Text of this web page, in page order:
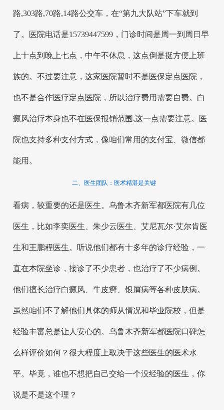
路,303路,70路,14路公交车，在“第九大队站”下车就到
了。医院电话是15739447599，门诊时间是周一到周日早
上十点到晚上七点，中午不休息，这点倒是挺方便上班
族的。不过要注意，这家医院暂时不是医保定点医院，
也不是合作医疗定点医院，所以治疗费用需要自费。白
癜风治疗本身也不在医保报销范围,这一点需要注意。医
院也支持多种支付方式，像咱们常用的支付宝、微信都
能用。
二、医生团队：医术精湛是关键
看病，较重要的还是医生。乌鲁木齐新军都医院有几位
医生，比如李奕医生、朱少云医生、艾尼瓦尔·艾尔肯医
生和王鹏程医生。听说他们都有十多年的诊疗经验，一
直在本院坐诊，接诊了不少患者，也治疗了不少病例。
他们擅长治疗白癜风、牛皮癣、银屑病等各种皮肤病。
虽然咱们不了解他们具体的师从情况和毕业院校，但是
经验丰富总是让人安心的。乌鲁木齐新军都医院口碑怎
么样评价如何？很大程度上取决于这些医生的医术水
平。毕竟，谁也不想把自己交给一个没经验的医生，你
说是不是这个理？